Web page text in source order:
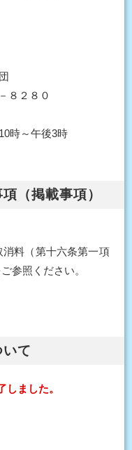
２８０
時～午後3時
（掲載事項）
料（第十六条第一項
参照ください。
て
ました。